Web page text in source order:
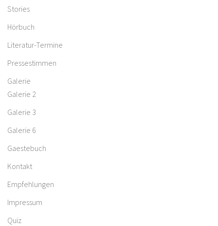
Stories
Hörbuch
Literatur-Termine
Pressestimmen
Galerie
Galerie 2
Galerie 3
Galerie 6
Gaestebuch
Kontakt
Empfehlungen
Impressum
Quiz